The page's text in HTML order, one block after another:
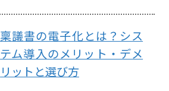
稟議書の電子化とは？シス
テム導入のメリット・デメ
リットと選び方